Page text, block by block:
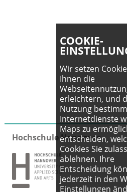
Hochschule Hannover
COOKIE-
Wir setzen
Ihnen die
erleichtern, und
Nutzung
Internetdienste
Maps zu
entscheiden,
Cookies Sie
ablehnen. Ihre
Entscheidung
jederzeit in den
Einstellungen